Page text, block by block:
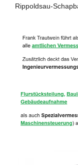
Rippoldsau-